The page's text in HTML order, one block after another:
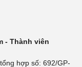
- Thành viên
hợp số: 692/GP-